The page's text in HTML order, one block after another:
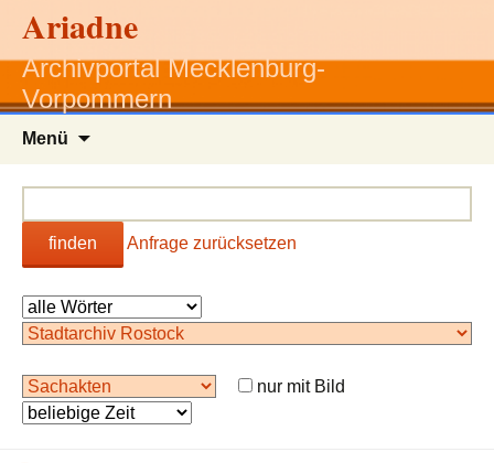
Ariadne
Archivportal Mecklenburg-
Vorpommern
Menü
finden Anfrage zurücksetzen
nur mit Bild